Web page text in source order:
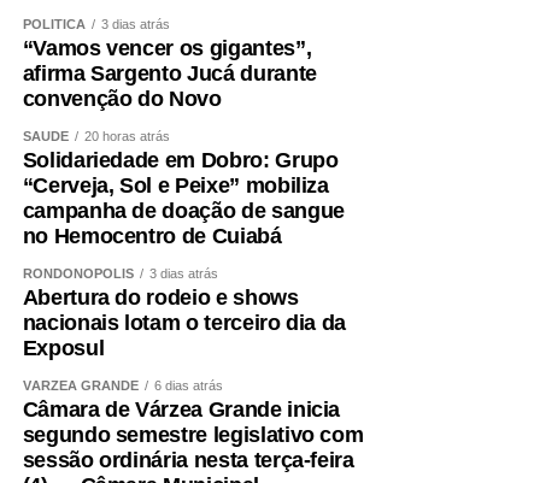
POLÍTICA 3 dias atrás
“Vamos vencer os gigantes”,
afirma Sargento Jucá durante
convenção do Novo
SAÚDE 20 horas atrás
Solidariedade em Dobro: Grupo
“Cerveja, Sol e Peixe” mobiliza
campanha de doação de sangue
no Hemocentro de Cuiabá
RONDONÓPOLIS 3 dias atrás
Abertura do rodeio e shows
nacionais lotam o terceiro dia da
Exposul
VÁRZEA GRANDE 6 dias atrás
Câmara de Várzea Grande inicia
segundo semestre legislativo com
sessão ordinária nesta terça-feira